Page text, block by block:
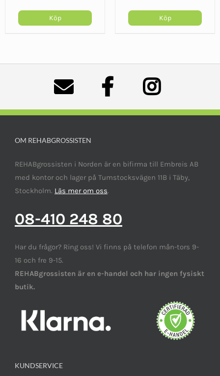
Köp Köp
OM REHABGROSSISTEN
REHABgrossisten i Norden är en bifirma till Embreis AB
med kontor och lager på Tumstocksvägen 11B i Täby,
Stockholm. Läs mer om oss.
08-410 248 80
Har du frågor? Ring oss! Vi finns på telefon mån-tors 9-
16 och fre 9-15.
REHABgrossisten är en e-handel och har ingen fysiskt
butik.
KUNDSERVICE